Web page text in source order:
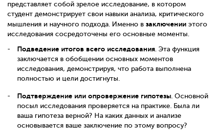
представляет собой зрелое исследование, в котором
студент демонстрирует свои навыки анализа, критического
мышления и научного подхода. Именно в заключении этого
исследования сосредоточены его основные моменты.
Подведение итогов всего исследования. Эта функция
заключается в обобщении основных моментов
исследования, демонстрируя, что работа выполнена
полностью и цели достигнуты.
Подтверждение или опровержение гипотезы. Основной
посыл исследования проверяется на практике. Была ли
ваша гипотеза верной? На каких данных и анализе
основывается ваше заключение по этому вопросу?